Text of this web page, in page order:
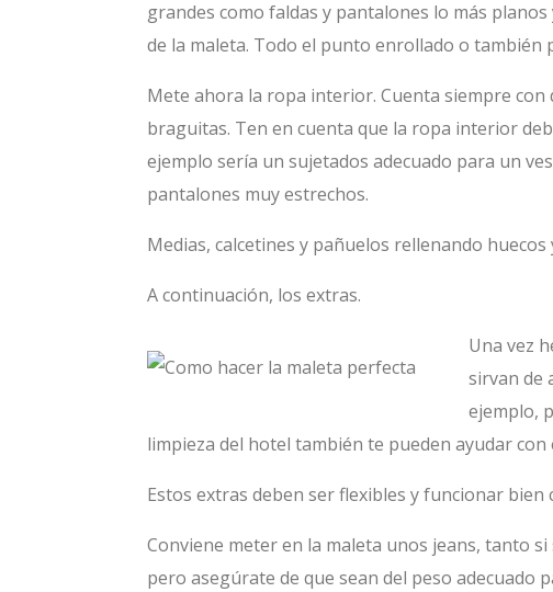
grandes como faldas y pantalones lo más
de la maleta. Todo el punto enrollado o también
Mete ahora la ropa interior. Cuenta siempre
braguitas. Ten en cuenta que la ropa interior
ejemplo sería un sujetados adecuado para un
pantalones muy estrechos.
Medias, calcetines y pañuelos rellenando
A continuación, los extras.
Una vez
sirvan de
ejemplo,
limpieza del hotel también te pueden ayudar con
Estos extras deben ser flexibles y funcionar
Conviene meter en la maleta unos jeans, tanto
pero asegúrate de que sean del peso adecuado